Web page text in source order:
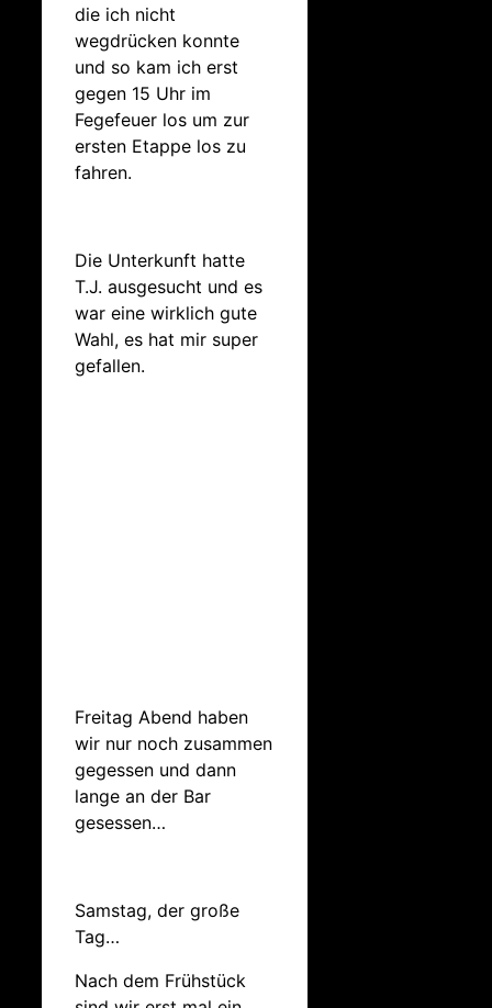
die ich nicht
wegdrücken konnte
und so kam ich erst
gegen 15 Uhr im
Fegefeuer los um zur
ersten Etappe los zu
fahren.
Die Unterkunft hatte
T.J. ausgesucht und es
war eine wirklich gute
Wahl, es hat mir super
gefallen.
Freitag Abend haben
wir nur noch zusammen
gegessen und dann
lange an der Bar
gesessen…
Samstag, der große
Tag…
Nach dem Frühstück